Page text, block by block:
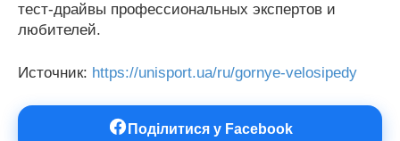
тест-драйвы профессиональных экспертов и
любителей.
Источник: https://unisport.ua/ru/gornye-velosipedy
Поділитися у Facebook